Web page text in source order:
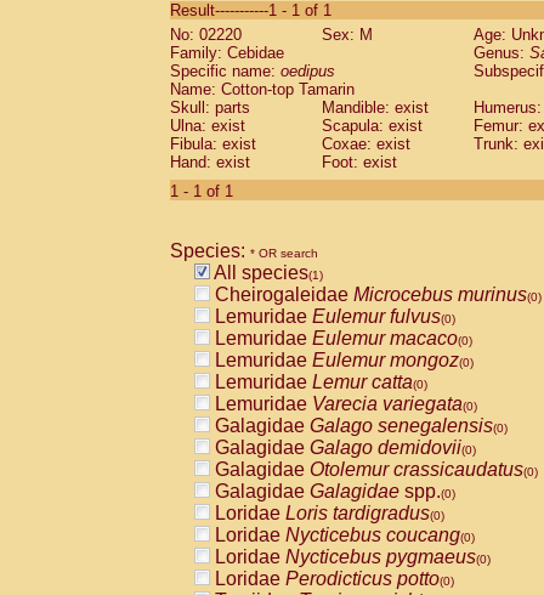
CebidaeSaguinus labiatus(0)
Cebidae Saguinus leucopus (0)
Cebidae
CebidaeSaguinus mystax
Cebidae Saguinus nigricollis (0)
Cebidae Saguinus oedipus
Cebidae Saguinus weddelli
Cebidae Saguinusspp.
Cebidae
CebidaeCebus capucinus
CebidaeCebus nigrivittatus
CebidaeCebus spp.(0)
CebidaeSaimiri boliviensis(0)
CebidaeSaimiri sciureus(0)
AtelidaeAlouatta caraya(0)
AtelidaeAlouatta fusca(0)
AtelidaeAlouatta seniculus(0)
AtelidaeAlouattaspp.(0)
AtelidaeAteles belzebuth(0)
AtelidaeAteles geoffroyi(0)
AtelidaeAteles paniscus(0)
AtelidaeAtelesspp.(0)
AtelidaeLagothrix lagothricha(0)
AtelidaeLagothrix lagothricha cana
PitheciidaeCacajao calvus
Result-----------1 - 1 of 1
No: 02220
Sex: M
Age:
Family: Cebidae
Genus:
Specific name: oedipus
Name: Cotton-top Tamarin
Skull: parts
Mandible: exist
Ulna: exist
Scapula: exist
Femur:
Fibula: exist
Coxae: exist
Trunk:
Hand: exist
Foot: exist
1 - 1 of 1
Species: * OR search
All species(1)
Cheirogaleidae Microcebus murinus(0)
Lemuridae Eulemur fulvus(0)
Lemuridae Eulemur macaco(0)
Lemuridae Eulemur mongoz(0)
Lemuridae Lemur catta(0)
Lemuridae Varecia variegata(0)
Galagidae Galago senegalensis(0)
Galagidae Galago demidovii(0)
Galagidae Otolemur crassicaudatus(0)
Galagidae Galagidae spp.(0)
Loridae Loris tardigradus(0)
Loridae Nycticebus coucang(0)
Loridae Nycticebus pygmaeus(0)
Loridae Perodicticus potto(0)